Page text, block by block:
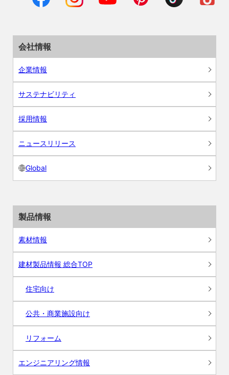
会社情報
企業情報
サステナビリティ
採用情報
ニュースリリース
Global
製品情報
素材情報
建材製品情報 総合TOP
住宅向け
公共・商業施設向け
リフォーム
エンジニアリング情報